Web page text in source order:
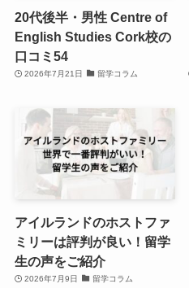
20代後半・男性 Centre of
English Studies Cork校の
口コミ54
2026年7月21日 留学コラム
アイルランドのホストファ
ミリーは評判が良い！留学
生の声をご紹介
2026年7月9日 留学コラム